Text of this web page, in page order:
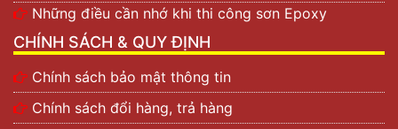
Những điều cần nhớ khi thi công sơn Epoxy
CHÍNH SÁCH & QUY ĐỊNH
Chính sách bảo mật thông tin
Chính sách đổi hàng, trả hàng